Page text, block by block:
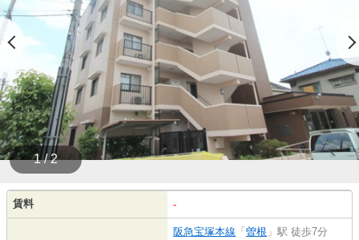
1 / 2
賃料 -
阪急宝塚本線 「 曽根 」駅 徒歩7分